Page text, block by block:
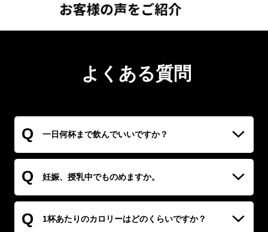
よくある質問
Q 一日何杯まで飲んでいいですか？
A3杯を目途にお召し上がり下さい。
Q 妊娠、授乳中でものめますか。
AWHO(世界保健機構)やEFSA
(欧州食品安全機関)によると妊娠中、授乳中における悪影響の
無いカフェイン最大摂取量は200~300mgとされています。 本
Q 1杯あたりのカロリーはどのくらいですか？